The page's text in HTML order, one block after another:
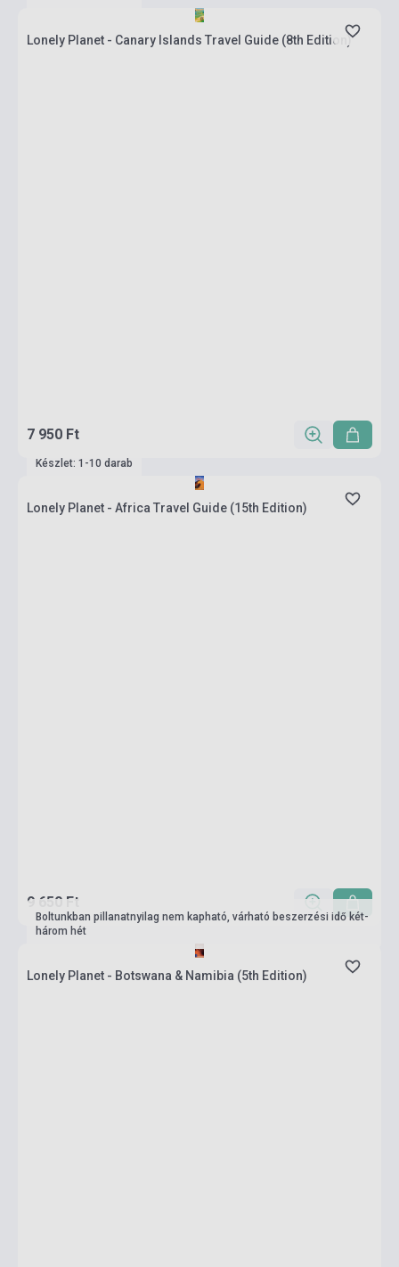
Lonely Planet - Canary Islands Travel Guide (8th Edition)
7 950 Ft
Készlet: 1-10 darab
Lonely Planet - Africa Travel Guide (15th Edition)
9 650 Ft
Boltunkban pillanatnyilag nem kapható, várható beszerzési idő két-
három hét
Lonely Planet - Botswana & Namibia (5th Edition)